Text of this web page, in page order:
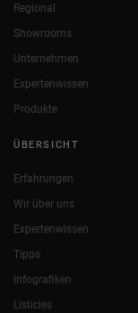
Regional
Showrooms
Unternehmen
Expertenwissen
Produkte
ÜBERSICHT
Erfahrungen
Wir über uns
Expertenwissen
Tipps
Infografiken
Listicles